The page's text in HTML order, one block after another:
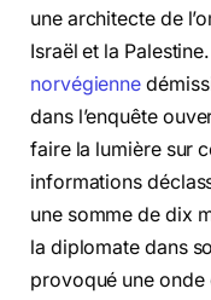
une architecte de
Israël et la
norvégienne
dans l’enquête
faire la lumière sur
informations
une somme de dix
la diplomate dans
provoqué une onde